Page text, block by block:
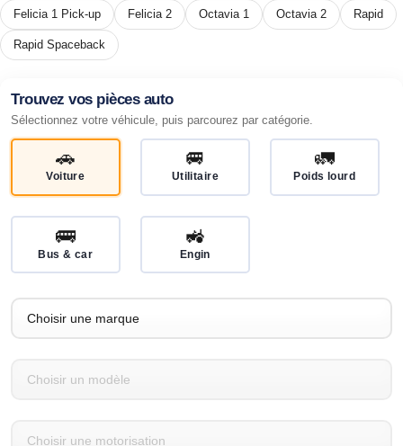
Felicia 1 Pick-up Felicia 2 Octavia 1 Octavia 2 Rapid
Rapid Spaceback
Trouvez vos pièces auto
Sélectionnez votre véhicule, puis parcourez par catégorie.
🚗
Voiture
🚐
Utilitaire
🚛
Poids lourd
🚌
Bus & car
🚜
Engin